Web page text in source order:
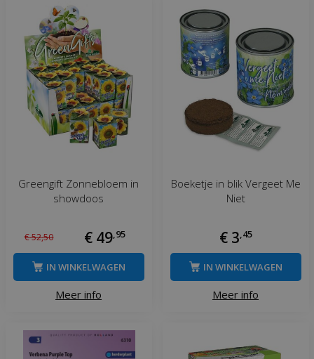
Greengift Zonnebloem in
showdoos
€52,50 € 49, 95
Meer info
IN WINKELWAGEN
Boeketje in blik Vergeet Me
Niet
€ 3 45
Meer info
IN WINKELWAGEN